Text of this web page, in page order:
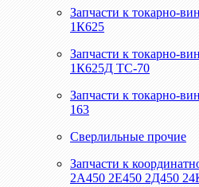
Запчасти к токарно-
1К625
Запчасти к токарно-
1К625Д ТС-70
Запчасти к токарно-
163
Сверлильные прочие
Запчасти к
2А450 2Е450 2Д450